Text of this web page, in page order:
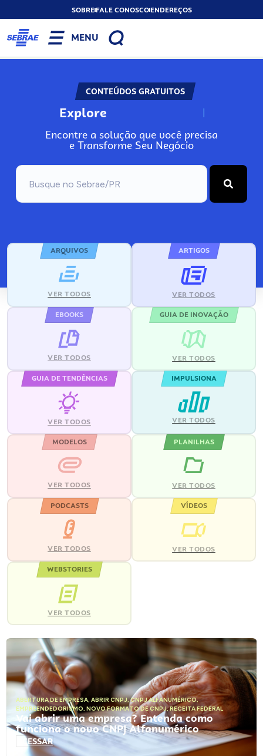
SOBREFALE CONOSCOENDEREÇOS
MENU
CONTEÚDOS GRATUITOS
Explore N
Encontre a solução que você precisa
e Transforme Seu Negócio
ARQUIVOS
VER TODOS
ARTIGOS
VER TODOS
EBOOKS
VER TODOS
GUIA DE INOVAÇÃO
VER TODOS
GUIA DE TENDÊNCIAS
VER TODOS
IMPULSIONA
VER TODOS
MODELOS
VER TODOS
PLANILHAS
VER TODOS
PODCASTS
VER TODOS
VÍDEOS
VER TODOS
WEBSTORIES
VER TODOS
ABERTURA DE EMPRESA, ABRIR CNPJ,CNPJ ALFANUMÉRICO,
EMPREENDEDORISMO, NOVO FORMATO DE CNPJ,RECEITA FEDERAL
Vai abrir uma empresa? Entenda como
funciona o novo CNPJ Alfanumérico
ACESSAR